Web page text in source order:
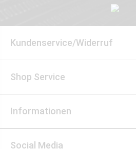
Kundenservice/Widerruf
Shop Service
Informationen
Social Media